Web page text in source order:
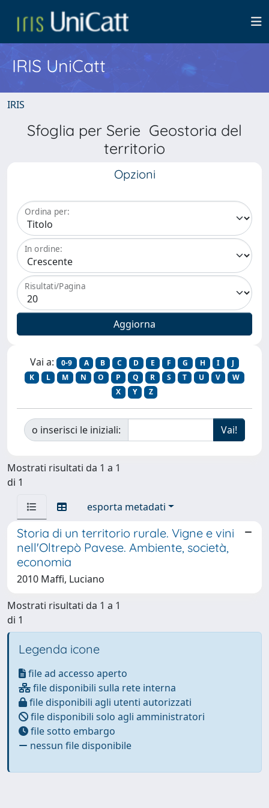
IRIS UniCatt
IRIS
Sfoglia per Serie Geostoria del
territorio
Opzioni
Ordina per:
In ordine:
Risultati/Pagina
Vai a: 0-9 A B C D E F G H I
J
K
L M N O P Q R S T U V
W
X
Y Z
o inserisci le iniziali:
Mostrati risultati da 1 a 1
di 1
esporta metadati
Storia di un territorio rurale. Vigne e vini
nell'Oltrepò Pavese. Ambiente, società,
economia
2010 Maffi, Luciano
Mostrati risultati da 1 a 1
di 1
Legenda icone
file ad accesso aperto
file disponibili sulla rete interna
file disponibili agli utenti autorizzati
file disponibili solo agli amministratori
file sotto embargo
nessun file disponibile